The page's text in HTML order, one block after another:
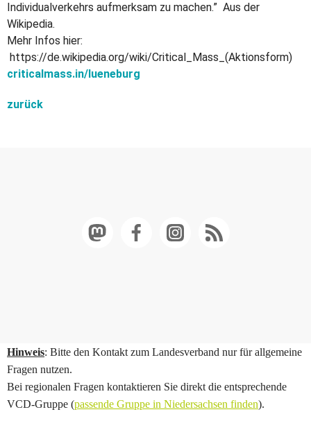
Individualverkehrs aufmerksam zu machen.” Aus der
Wikipedia.
Mehr Infos hier:
https://de.wikipedia.org/wiki/Critical_Mass_(Aktionsform)
criticalmass.in/lueneburg
zurück
Hinweis: Bitte den Kontakt zum Landesverband nur für allgemeine
Fragen nutzen.
Bei regionalen Fragen kontaktieren Sie direkt die entsprechende
VCD-Gruppe (passende Gruppe in Niedersachsen finden).